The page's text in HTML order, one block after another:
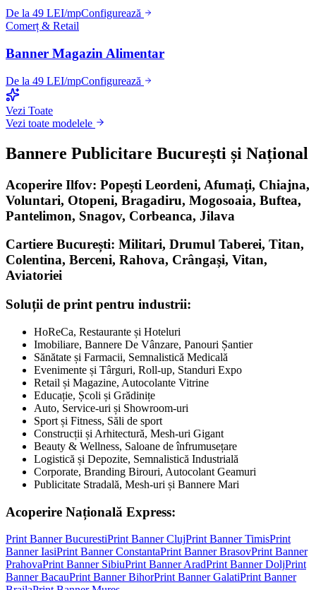
De la 49 LEI/mpConfigurează
Comerț & Retail
Banner Magazin Alimentar
De la 49 LEI/mpConfigurează
Vezi Toate
Vezi toate modelele
Bannere Publicitare București și Național
Acoperire Ilfov: Popești Leordeni, Afumați, Chiajna,
Voluntari, Otopeni, Bragadiru, Mogosoaia, Buftea,
Pantelimon, Snagov, Corbeanca, Jilava
Cartiere București: Militari, Drumul Taberei, Titan,
Colentina, Berceni, Rahova, Crângași, Vitan,
Aviatoriei
Soluții de print pentru industrii:
HoReCa, Restaurante și Hoteluri
Imobiliare, Bannere De Vânzare, Panouri Șantier
Sănătate și Farmacii, Semnalistică Medicală
Evenimente și Târguri, Roll-up, Standuri Expo
Retail și Magazine, Autocolante Vitrine
Educație, Școli și Grădinițe
Auto, Service-uri și Showroom-uri
Sport și Fitness, Săli de sport
Construcții și Arhitectură, Mesh-uri Gigant
Beauty & Wellness, Saloane de înfrumusețare
Logistică și Depozite, Semnalistică Industrială
Corporate, Branding Birouri, Autocolant Geamuri
Publicitate Stradală, Mesh-uri și Bannere Mari
Acoperire Națională Express:
Print BannerBucurestiPrint BannerClujPrint BannerTimisPrint
BannerIasiPrint BannerConstantaPrint BannerBrasovPrint Banner
PrahovaPrint Banner SibiuPrint BannerAradPrint BannerDoljPrint
BannerBacauPrint BannerBihorPrint BannerGalatiPrint Banner